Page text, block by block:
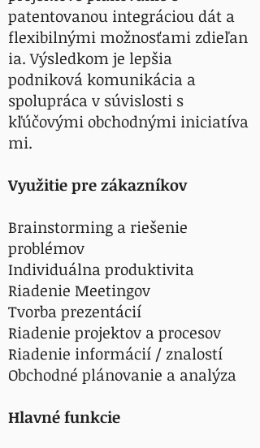
patentovanou integráciou dát a
flexibilnými možnosťami zdieľan
ia. Výsledkom je lepšia
podniková komunikácia a
spolupráca v súvislosti s
kľúčovými obchodnými iniciatíva
mi.
Využitie pre zákazníkov
Brainstorming a riešenie
problémov
Individuálna produktivita
Riadenie Meetingov
Tvorba prezentácií
Riadenie projektov a procesov
Riadenie informácií / znalostí
Obchodné plánovanie a analýza
Hlavné funkcie